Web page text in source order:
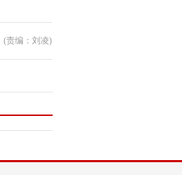
(责编：刘凌)